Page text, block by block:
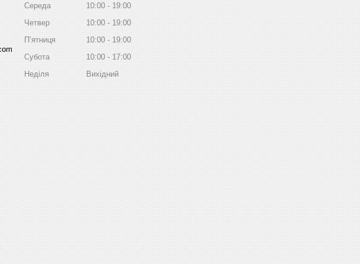
Середа
10:00
19:00
Четвер
10:00
19:00
Пʼятниця
10:00
19:00
Субота
10:00
17:00
Неділя
Вихідний